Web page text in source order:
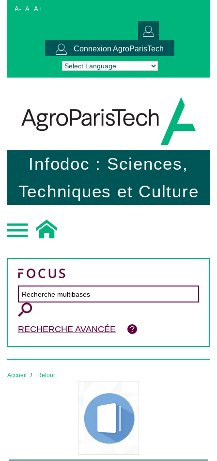
A- A A+
Connexion AgroParisTech
Powered by Translate
Infodoc : Sciences,
Techniques et Culture
RECHERCHE AVANCÉE
Accueil Retour